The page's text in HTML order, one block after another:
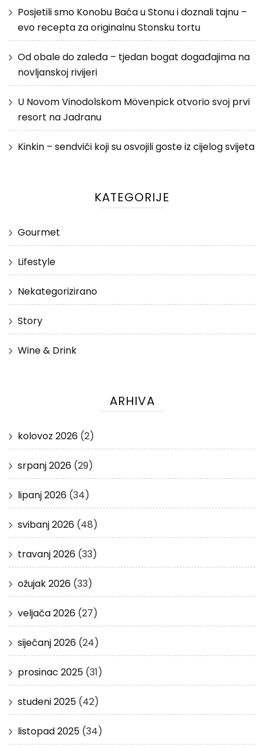
Posjetili smo Konobu Baća u Stonu i doznali tajnu –
evo recepta za originalnu Stonsku tortu
Od obale do zaleđa – tjedan bogat događajima na
novljanskoj rivijeri
U Novom Vinodolskom Mövenpick otvorio svoj prvi
resort na Jadranu
Kinkin – sendviči koji su osvojili goste iz cijelog svijeta
KATEGORIJE
Gourmet
Lifestyle
Nekategorizirano
Story
Wine & Drink
ARHIVA
kolovoz 2026 (2)
srpanj 2026 (29)
lipanj 2026 (34)
svibanj 2026 (48)
travanj 2026 (33)
ožujak 2026 (33)
veljača 2026 (27)
siječanj 2026 (24)
prosinac 2025 (31)
studeni 2025 (42)
listopad 2025 (34)